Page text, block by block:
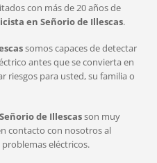
con más de 20 años de
en Señorio de Illescas.
somos capaces de detectar
antes que se convierta en
riesgos para usted, su familia o
Señorio de Illescasson muy
contacto con nosotros al
eléctricos.